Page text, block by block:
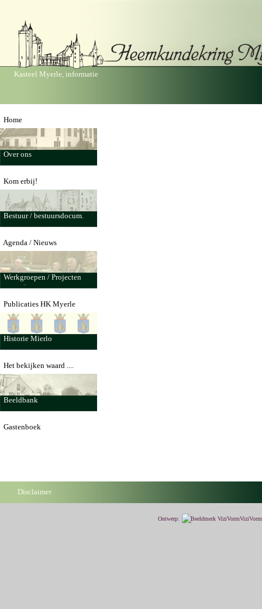
Kasteel Myerle, informatie
Home
Over ons
Kom erbij!
Bestuur / bestuursdocum.
Agenda / Nieuws
Werkgroepen / Projecten
Publicaties HK Myerle
Historie Mierlo
Het bekijken waard ....
Beeldbank
Gastenboek
Disclaimer
Ontwerp: ViziVorm